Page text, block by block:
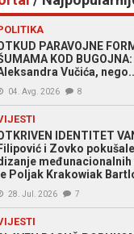
PARAVOJNE
KOD
Vučića,
04. Avg. 2026 8
IDENTITET
i Zovko
međunacionalnih
Poljak Krakowiak
28. Jul. 2026 7